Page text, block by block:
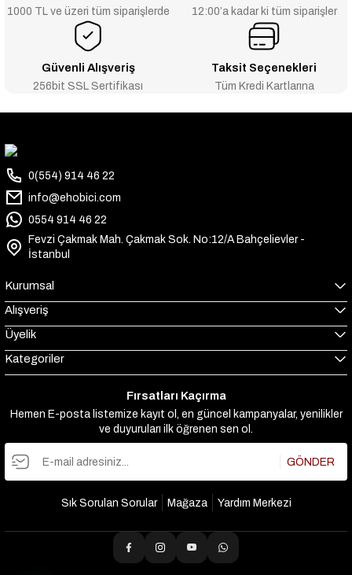
1000 TL ve üzeri tüm siparişlerde 12:00’a kadar ki tüm siparişler
Güvenli Alışveriş
256bit SSL Sertifikası
Taksit Seçenekleri
Tüm Kredi Kartlarına
0(554) 914 46 22
info@ehobici.com
0554 914 46 22
Fevzi Çakmak Mah. Çakmak Sok. No:12/A Bahçelievler -
İstanbul
Kurumsal
Alışveriş
Üyelik
Kategoriler
Fırsatları Kaçırma
Hemen E-posta listemize kayıt ol, en güncel kampanyalar, yenilikler
ve duyuruları ilk öğrenen sen ol.
GÖNDER
Sık Sorulan Sorular Mağaza Yardım Merkezi